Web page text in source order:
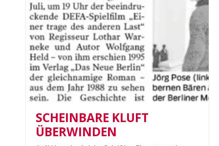
SCHEINBARE KLUFT
ÜBERWINDEN